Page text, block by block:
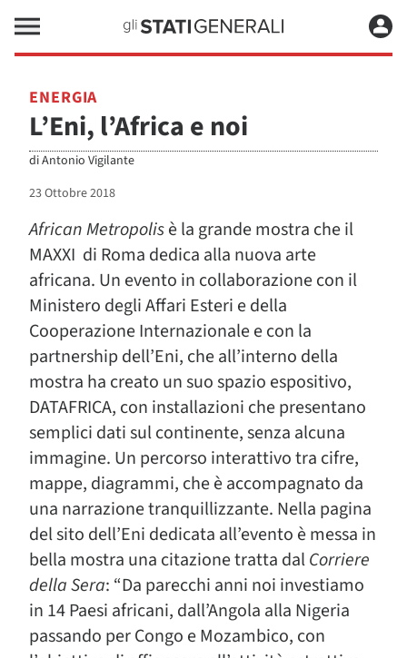
ENERGIA
L’Eni, l’Africa e noi
diAntonio Vigilante
23 Ottobre 2018
African Metropolisè la grande mostra che il
MAXXI di Roma dedica alla nuova arte
africana. Un evento in collaborazione con il
Ministero degli Affari Esteri e della
Cooperazione Internazionale e con la
partnership dell’Eni, che all’interno della
mostra ha creato un suo spazio espositivo,
DATAFRICA, con installazioni che presentano
semplici dati sul continente, senza alcuna
immagine. Un percorso interattivo tra cifre,
mappe, diagrammi, che è accompagnato da
una narrazione tranquillizzante. Nella pagina
del sito dell’Eni dedicata all’evento è messa in
bella mostra una citazione tratta dalCorriere
della Sera: “Da parecchi anni noi investiamo
in 14 Paesi africani, dall’Angola alla Nigeria
passando per Congo e Mozambico, con